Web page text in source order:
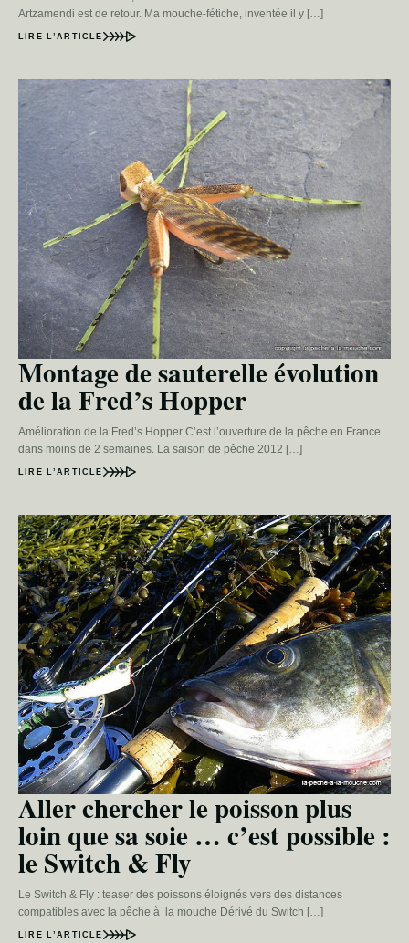
Artzamendi est de retour. Ma mouche-fétiche, inventée il y […]
LIRE L’ARTICLE
Montage de sauterelle évolution
de la Fred’s Hopper
Amélioration de la Fred’s Hopper C’est l’ouverture de la pêche en France
dans moins de 2 semaines. La saison de pêche 2012 […]
LIRE L’ARTICLE
Aller chercher le poisson plus
loin que sa soie … c’est possible :
le Switch & Fly
Le Switch & Fly : teaser des poissons éloignés vers des distances
compatibles avec la pêche à la mouche Dérivé du Switch […]
LIRE L’ARTICLE